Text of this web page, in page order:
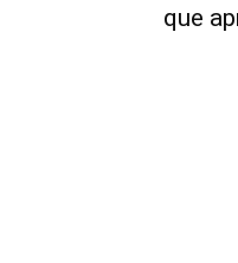
que